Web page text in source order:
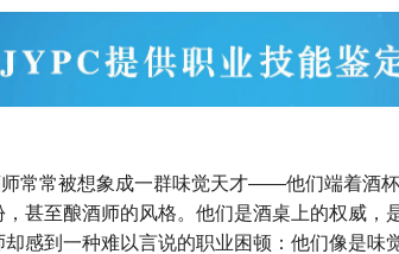
常常被想象成一群味觉天才——他们端着酒
甚至酿酒师的风格。他们是酒桌上的权威，
感到一种难以言说的职业困顿：他们像是味